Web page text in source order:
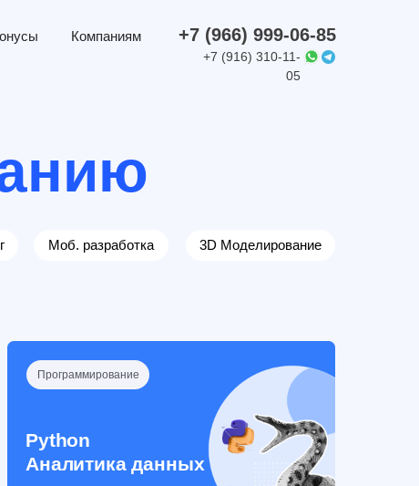
Компаниям +7 (966) 999-06-85
+7 (916) 310-11-
05
3D Моделирование
Моб. разработка
Python
Аналитика данных
Программирование